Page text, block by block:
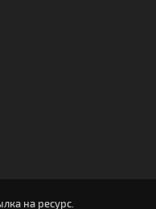
на ресурс.